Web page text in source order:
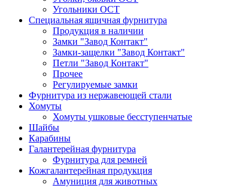
Угольники ОСТ
Специальная ящичная фурнитура
Продукция в наличии
Замки "Завод Контакт"
Замки-защелки "Завод Контакт"
Петли "Завод Контакт"
Прочее
Регулируемые замки
Фурнитура из нержавеющей стали
Хомуты
Хомуты ушковые бесступенчатые
Шайбы
Карабины
Галантерейная фурнитура
Фурнитура для ремней
Кожгалантерейная продукция
Амуниция для животных